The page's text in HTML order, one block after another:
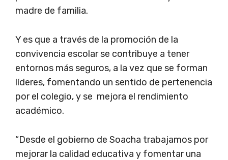
madre de familia.
Y es que a través de la promoción de la
convivencia escolar se contribuye a tener
entornos más seguros, a la vez que se forman
líderes, fomentando un sentido de pertenencia
por el colegio, y se mejora el rendimiento
académico.
“Desde el gobierno de Soacha trabajamos por
mejorar la calidad educativa y fomentar una